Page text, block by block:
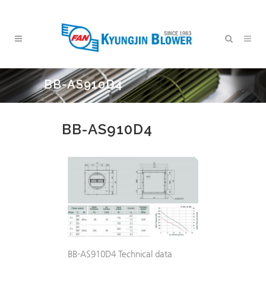
BB-AS910D4
BB-AS910D4
BB-AS910D4 Technical data